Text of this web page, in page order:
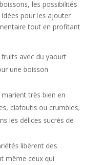
les possibilités
pour les ajouter
tout en profitant
avec du yaourt
une boisson
marient très bien en
clafoutis ou crumbles,
les délices sucrés de
libèrent des
même ceux qui